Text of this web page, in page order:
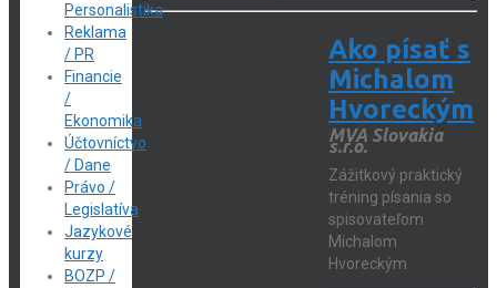
Ako písať s
Michalom
Hvoreckým
MVA Slovakia
s.r.o.
Zážitkový praktický
tréning písania so
spisovateľom
Michalom
Hvoreckým
Personalistika
Reklama
/ PR
Financie
/
Ekonomika
Účtovníctvo
/ Dane
Právo /
Legislatíva
Jazykové
kurzy
BOZP /